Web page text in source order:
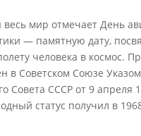
весь мир отмечает День
— памятную дату,
человека в космос.
в Советском Союзе
Совета СССР от 9 апреля
статус получил в